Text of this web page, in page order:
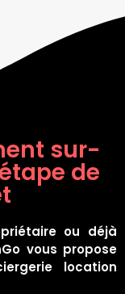
sur-
de
ou déjà
vous propose
location